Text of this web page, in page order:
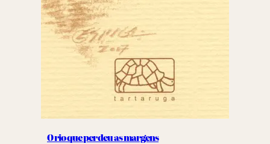
O rio que perdeu as margens